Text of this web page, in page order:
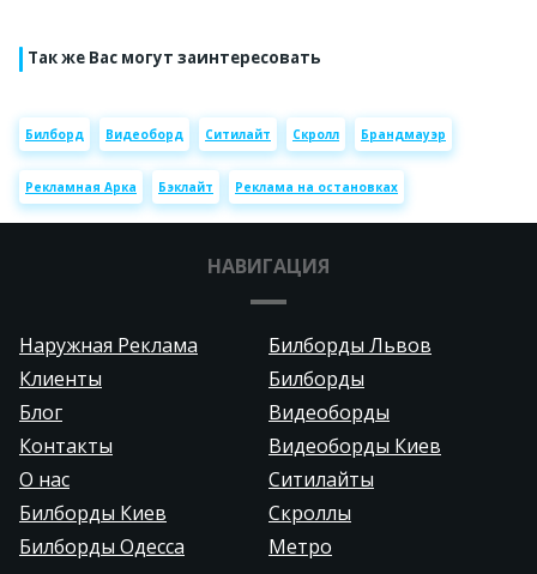
Так же Вас могут заинтересовать
Билборд Видеоборд Ситилайт Скролл Брандмауэр
Рекламная Арка Бэклайт Реклама на остановках
НАВИГАЦИЯ
Наружная Реклама
Билборды Львов
Клиенты
Билборды
Блог
Видеоборды
Контакты
Видеоборды Киев
О нас
Ситилайты
Билборды Киев
Скроллы
Билборды Одесса
Метро